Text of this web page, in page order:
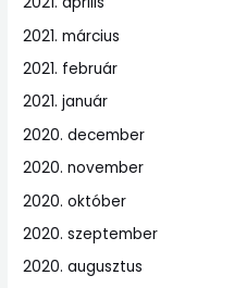
2021. március
2021. február
2021. január
2020. december
2020. november
2020. október
2020. szeptember
2020. augusztus